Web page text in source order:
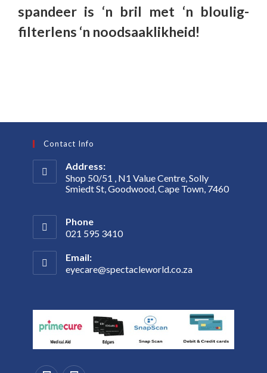
spandeer is ‘n bril met ‘n bloulig-
filterlens ‘n noodsaaklikheid!
Contact Info
Address:
Shop 50/51 , N1 Value Centre, Solly
Smiedt St, Goodwood, Cape Town, 7460
Phone
021 595 3410
Email:
eyecare@spectacleworld.co.za